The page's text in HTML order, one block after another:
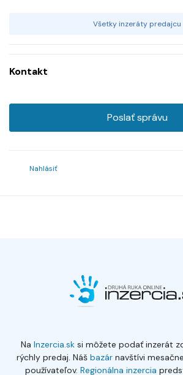
Všetky inzeráty predajcu
Kontakt
Poslať správu
Nahlásiť
Na Inzercia.sksi môžete podať inzerát
rýchly predaj. Náš bazárnavštívi
používateľov. Regionálna inzercia